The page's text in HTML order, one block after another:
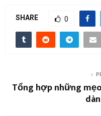
SHARE 0
Tổng hợp những